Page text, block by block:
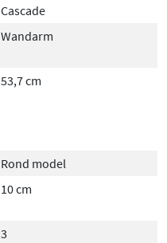
Cascade
Wandarm
53,7 cm
Rond model
10 cm
3